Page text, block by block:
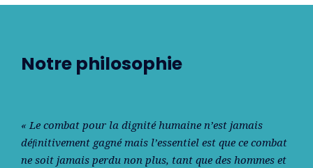
Notre philosophie
« Le combat pour la dignité humaine n’est jamais
déﬁnitivement gagné mais l’essentiel est que ce combat
ne soit jamais perdu non plus, tant que des hommes et